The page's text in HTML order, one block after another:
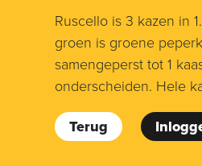
Ruscello is 3 kazen in
groen is groene
samengeperst tot 1
onderscheiden. Hele
Terug